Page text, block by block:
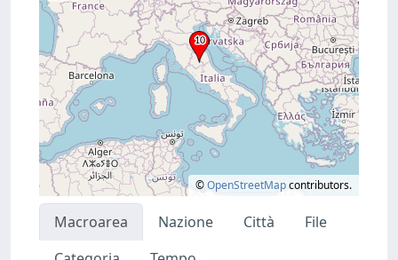
©OpenStreetMapcontributors.
Macroarea Nazione Città
File